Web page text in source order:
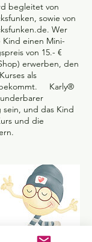
begleitet von
sowie von
Wer
Kind einen Mini-
von 15.- €
erwerben, den
als
bekommt. Karly®
sein, und das Kind
und die